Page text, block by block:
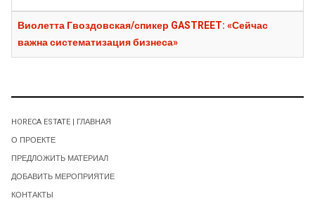
Виолетта Гвоздовская/спикер GASTREET: «Сейчас
важна систематизация бизнеса»
HORECA ESTATE | ГЛАВНАЯ
О ПРОЕКТЕ
ПРЕДЛОЖИТЬ МАТЕРИАЛ
ДОБАВИТЬ МЕРОПРИЯТИЕ
КОНТАКТЫ